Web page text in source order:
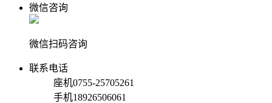
微信咨询
微信扫码咨询
联系电话
座机0755-25705261
手机18926506061